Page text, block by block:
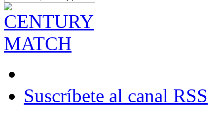
Suscríbete al canal RSS